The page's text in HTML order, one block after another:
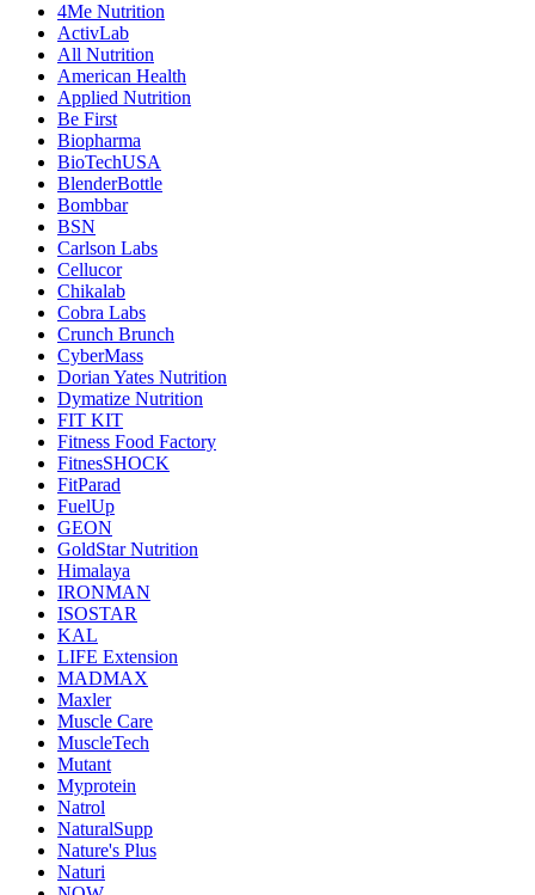
4Me Nutrition
ActivLab
All Nutrition
American Health
Applied Nutrition
Be First
Biopharma
BioTechUSA
BlenderBottle
Bombbar
BSN
Carlson Labs
Cellucor
Chikalab
Cobra Labs
Crunch Brunch
CyberMass
Dorian Yates Nutrition
Dymatize Nutrition
FIT KIT
Fitness Food Factory
FitnesSHOCK
FitParad
FuelUp
GEON
GoldStar Nutrition
Himalaya
IRONMAN
ISOSTAR
KAL
LIFE Extension
MADMAX
Maxler
Muscle Care
MuscleTech
Mutant
Myprotein
Natrol
NaturalSupp
Nature's Plus
Naturi